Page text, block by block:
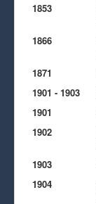
1853
1866
1871
1901 - 1903
1901
1902
1903
1904